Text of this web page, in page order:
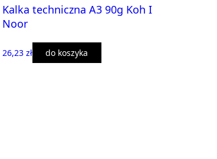
Kalka techniczna A3 90g Koh I
Noor
26,23 zł do koszyka